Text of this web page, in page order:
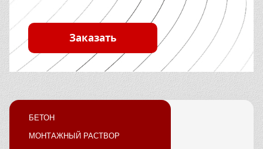
Заказать
БЕТОН
МОНТАЖНЫЙ РАСТВОР